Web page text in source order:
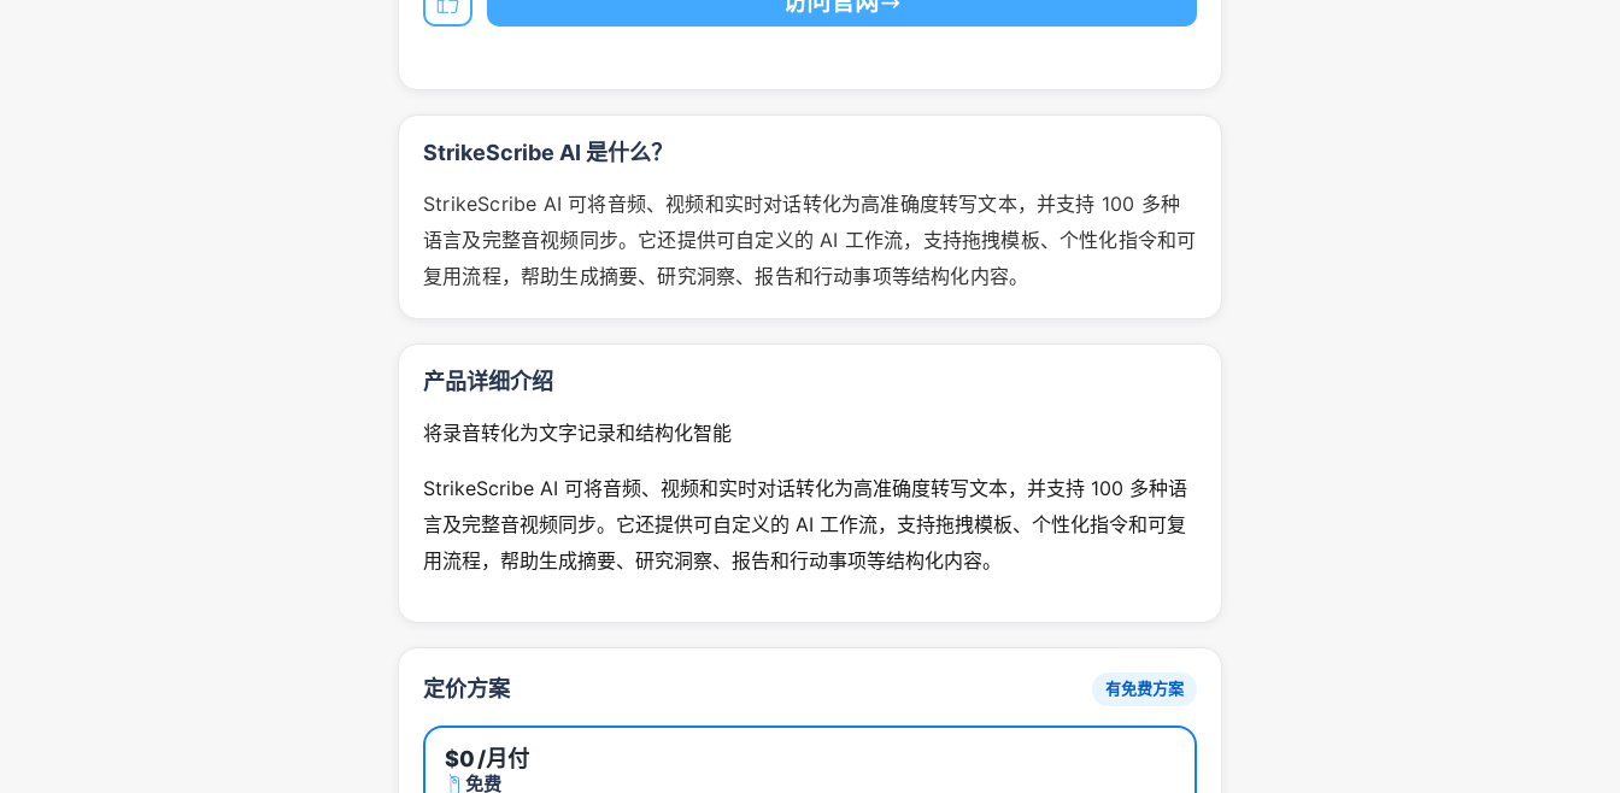
StrikeScribe AI 是什么？
StrikeScribe AI 可将音频、视频和实时对话转化为高准确度转写文本，并支持 100 多种
语言及完整音视频同步。它还提供可自定义的 AI 工作流，支持拖拽模板、个性化指令和可
复用流程，帮助生成摘要、研究洞察、报告和行动事项等结构化内容。
产品详细介绍
将录音转化为文字记录和结构化智能
StrikeScribe AI 可将音频、视频和实时对话转化为高准确度转写文本，并支持 100 多种语
言及完整音视频同步。它还提供可自定义的 AI 工作流，支持拖拽模板、个性化指令和可复
用流程，帮助生成摘要、研究洞察、报告和行动事项等结构化内容。
定价方案 有免费方案
$0/月付
免费